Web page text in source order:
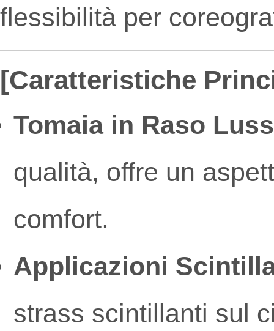
flessibilità per
[Caratteristiche
Tomaia in Raso
qualità, offre un
comfort.
Applicazioni
strass scintillanti sul